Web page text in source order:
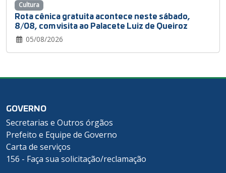
Rota cênica gratuita acontece neste sábado,
8/08, com visita ao Palacete Luiz de Queiroz
05/08/2026
Cultura
GOVERNO
Secretarias e Outros órgãos
Prefeito e Equipe de Governo
Carta de serviços
156 - Faça sua solicitação/reclamação